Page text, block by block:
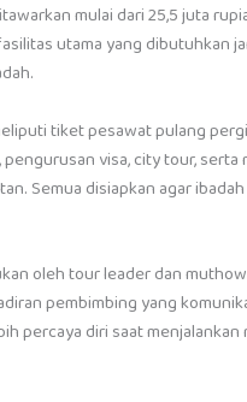
mulai dari 25,5 juta
utama yang dibutuhkan
tiket pesawat pulang
visa, city tour, serta
Semua disiapkan agar
oleh tour leader dan
pembimbing yang
percaya diri saat menjalankan